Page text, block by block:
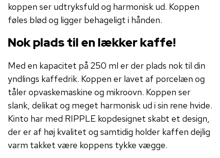
koppen ser udtryksfuld og harmonisk ud. Koppen
føles blød og ligger behageligt i hånden.
Nok plads til en lækker kaffe!
Med en kapacitet på 250 ml er der plads nok til din
yndlings kaffedrik. Koppen er lavet af porcelæn og
tåler opvaskemaskine og mikroovn. Koppen ser
slank, delikat og meget harmonisk ud i sin rene hvide.
Kinto har med RIPPLE kopdesignet skabt et design,
der er af høj kvalitet og samtidig holder kaffen dejlig
varm takket være koppens tykke vægge.